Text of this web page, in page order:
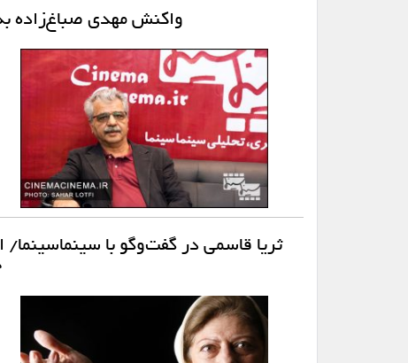
واکنش مهدی صباغ‌زاده
ثریا قاسمی در گفت‌و‌گو با